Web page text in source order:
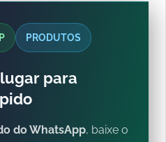
PRODUTOS
para
do WhatsApp, baixe o